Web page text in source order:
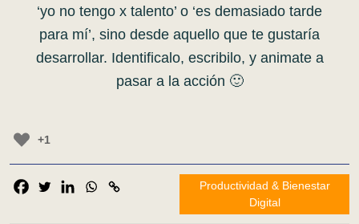
‘yo no tengo x talento’ o ‘es demasiado tarde
para mí’, sino desde aquello que te gustaría
desarrollar. Identificalo, escribilo, y animate a
pasar a la acción 🙂
+1
Productividad & Bienestar
Digital